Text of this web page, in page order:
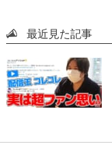
最近見た記事